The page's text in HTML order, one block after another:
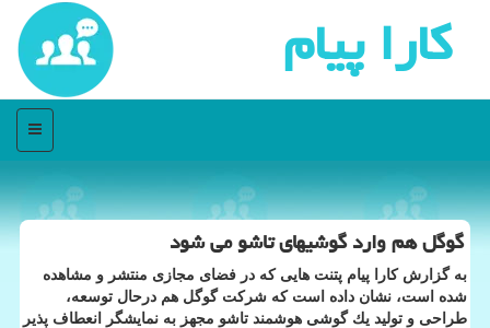
كارا پیام
منو
گوگل هم وارد گوشیهای تاشو می شود
به گزارش كارا پیام پتنت هایی كه در فضای مجازی منتشر و مشاهده
شده است، نشان داده است كه شركت گوگل هم درحال توسعه،
طراحی و تولید یك گوشی هوشمند تاشو مجهز به نمایشگر انعطاف پذیر